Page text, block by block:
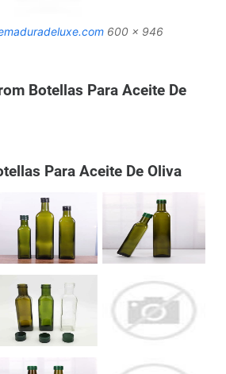
600 x 946
Botellas Para Aceite De
Para Aceite De Oliva